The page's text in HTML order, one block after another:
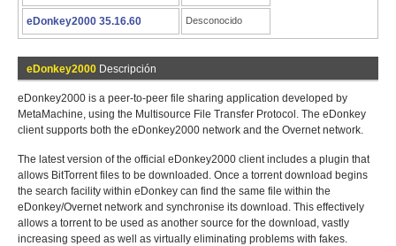
eDonkey2000 35.16.60 Desconocido
eDonkey2000 Descripción
eDonkey2000 is a peer-to-peer file sharing application developed by
MetaMachine, using the Multisource File Transfer Protocol. The eDonkey
client supports both the eDonkey2000 network and the Overnet network.
The latest version of the official eDonkey2000 client includes a plugin that
allows BitTorrent files to be downloaded. Once a torrent download begins
the search facility within eDonkey can find the same file within the
eDonkey/Overnet network and synchronise its download. This effectively
allows a torrent to be used as another source for the download, vastly
increasing speed as well as virtually eliminating problems with fakes.